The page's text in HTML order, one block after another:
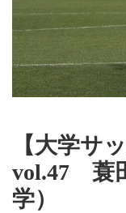
【大学サ
vol.47 蓑
学）